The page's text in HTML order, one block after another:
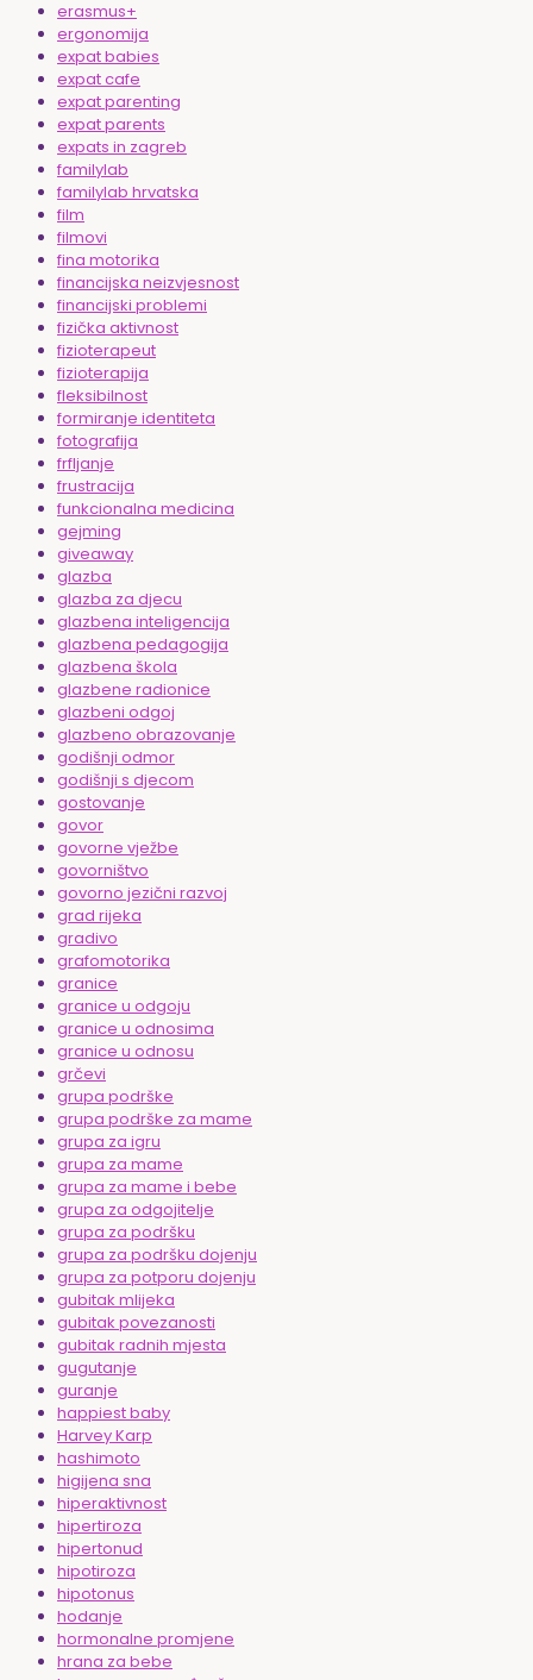
erasmus+
ergonomija
expat babies
expat cafe
expat parenting
expat parents
expats in zagreb
familylab
familylab hrvatska
film
filmovi
fina motorika
financijska neizvjesnost
financijski problemi
fizička aktivnost
fizioterapeut
fizioterapija
fleksibilnost
formiranje identiteta
fotografija
frfljanje
frustracija
funkcionalna medicina
gejming
giveaway
glazba
glazba za djecu
glazbena inteligencija
glazbena pedagogija
glazbena škola
glazbene radionice
glazbeni odgoj
glazbeno obrazovanje
godišnji odmor
godišnji s djecom
gostovanje
govor
govorne vježbe
govorništvo
govorno jezični razvoj
grad rijeka
gradivo
grafomotorika
granice
granice u odgoju
granice u odnosima
granice u odnosu
grčevi
grupa podrške
grupa podrške za mame
grupa za igru
grupa za mame
grupa za mame i bebe
grupa za odgojitelje
grupa za podršku
grupa za podršku dojenju
grupa za potporu dojenju
gubitak mlijeka
gubitak povezanosti
gubitak radnih mjesta
gugutanje
guranje
happiest baby
Harvey Karp
hashimoto
higijena sna
hiperaktivnost
hipertiroza
hipertonud
hipotiroza
hipotonus
hodanje
hormonalne promjene
hrana za bebe